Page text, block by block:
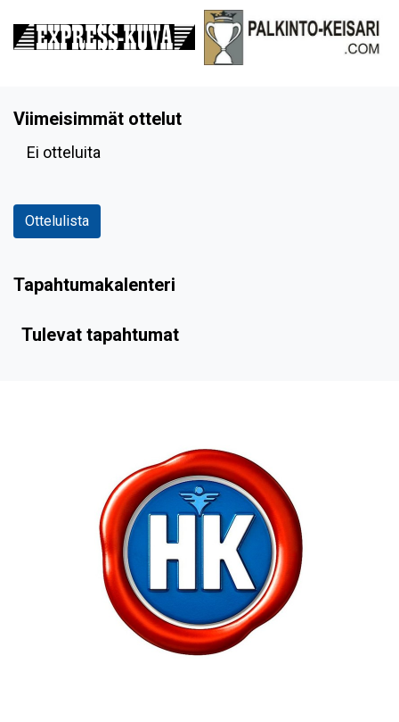
Viimeisimmät ottelut
Ei otteluita
Ottelulista
Tapahtumakalenteri
Tulevat tapahtumat